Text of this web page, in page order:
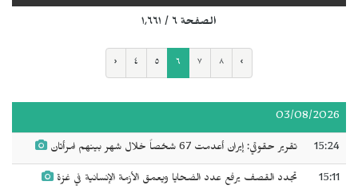
الصفحة ٦ / ١٬٦٦١
‹ ٤ ٥ ٦ ٧ ٨ ›
03/08/2026
15:24 تقرير حقوقي: إيران أعدمت 67 شخصاً خلال شهر بينهم امرأتان
15:11 تجدد القصف يرفع عدد الضحايا ويعمق الأزمة الإنسانية في غزة